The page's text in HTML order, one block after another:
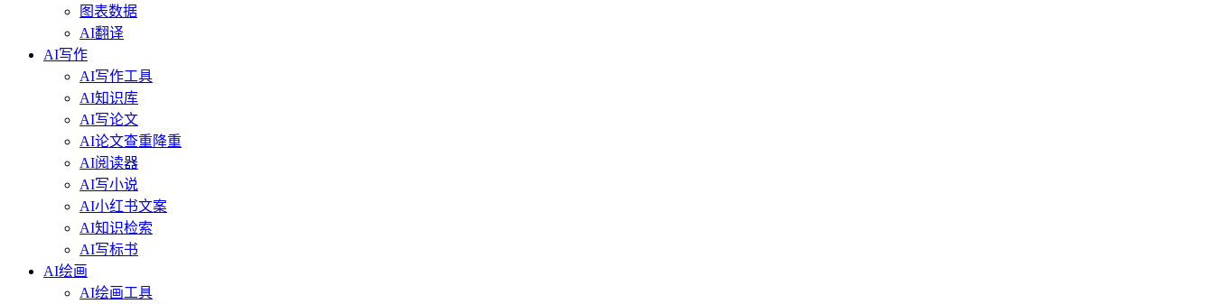
图表数据
AI翻译
AI写作
AI写作工具
AI知识库
AI写论文
AI论文查重降重
AI阅读器
AI写小说
AI小红书文案
AI知识检索
AI写标书
AI绘画
AI绘画工具